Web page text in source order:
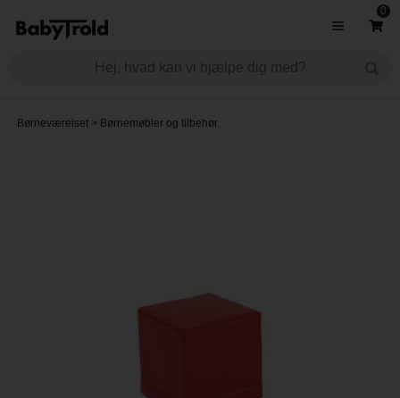
0
Børneværelset> Børnemøbler og tilbehør